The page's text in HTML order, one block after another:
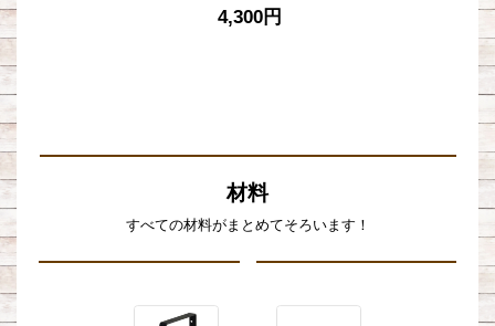
4,300円
材料
すべての材料がまとめてそろいます！